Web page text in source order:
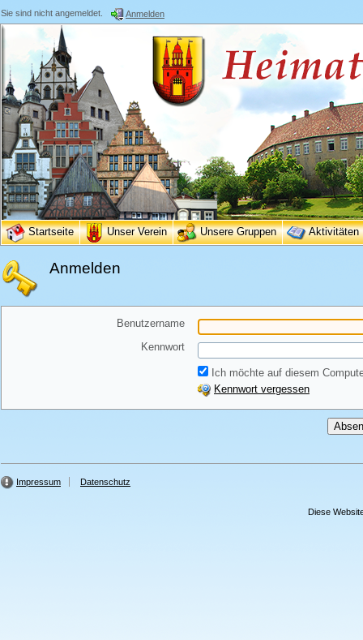
Sie sind nicht angemeldet. Anmelden
Startseite Unser Verein Unsere Gruppen Aktivitäten
Anmelden
Benutzername
Kennwort
Ich möchte auf diesem
Kennwort vergessen
Impressum Datenschutz
Diese